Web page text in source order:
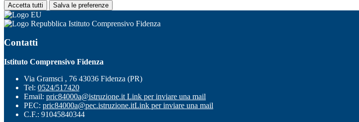
Accetta tutti Salva le preferenze
Istituto Comprensivo Fidenza
Contatti
Istituto Comprensivo Fidenza
Via Gramsci , 76 43036 Fidenza (PR)
Tel: 0524/517420
Email: pric84000a@istruzione.it Link per inviare una mail
PEC: pric84000a@pec.istruzione.itLink per inviare una mail
C.F.: 91045840344